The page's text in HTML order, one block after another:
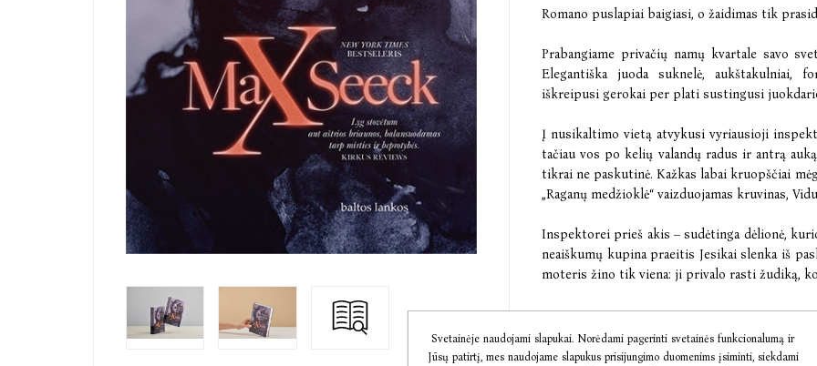
Romano puslapiai baigiasi, o žaidimas tik
Prabangiame privačių namų kvartale savo
Elegantiška juoda suknelė, aukštakulniai,
iškreipusi gerokai per plati sustingusi
Į nusikaltimo vietą atvykusi vyriausioji
tačiau vos po kelių valandų radus ir antrą
tikrai ne paskutinė. Kažkas labai kruopščiai
„Raganų medžioklė“ vaizduojamas kruvinas,
Inspektorei prieš akis – sudėtinga dėlionė,
neaiškumų kupina praeitis Jesikai slenka iš
moteris žino tik viena: ji privalo rasti žudiką,
„Tobulai parinkti momentai
iššoks iš krūtinės!“
Svetainėje naudojami slapukai. Norėdami pagerinti svetainės funkcionalumą ir
Jūsų patirtį, mes naudojame slapukus prisijungimo duomenims įsiminti, siekdami